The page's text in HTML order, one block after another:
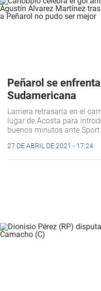
Peñarol se
Sudamericana
Larriera retrasaría en el
lugar de Acosta para
buenos minutos ante
27 DE ABRIL DE 2021 - 17:24